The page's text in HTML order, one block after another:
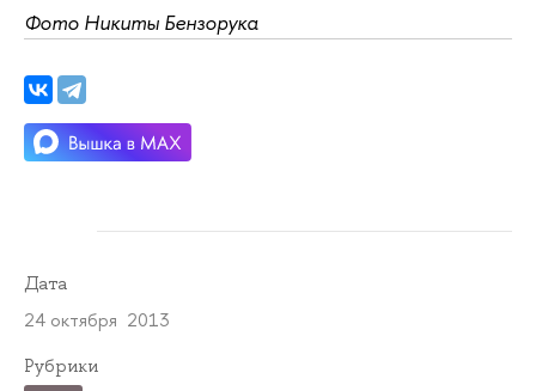
Фото Никиты Бензорука
Дата
24 октября 2013
Рубрики